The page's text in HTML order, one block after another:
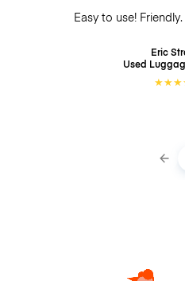
Easy to use!
Eric
Used
★★★